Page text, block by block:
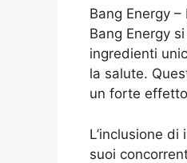
Bang Energy
Bang Energy
ingredienti
la salute.
un forte
L’inclusione
suoi